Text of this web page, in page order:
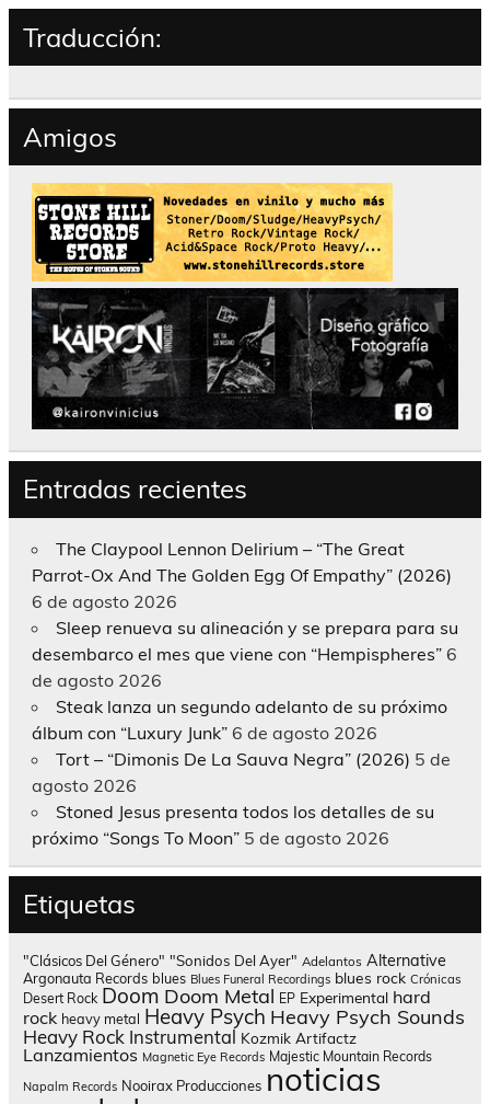
Traducción:
Amigos
Entradas recientes
The Claypool Lennon Delirium – “The Great
Parrot-Ox And The Golden Egg Of Empathy” (2026)
6 de agosto 2026
Sleep renueva su alineación y se prepara para su
desembarco el mes que viene con “Hempispheres” 6
de agosto 2026
Steak lanza un segundo adelanto de su próximo
álbum con “Luxury Junk” 6 de agosto 2026
Tort – “Dimonis De La Sauva Negra” (2026) 5 de
agosto 2026
Stoned Jesus presenta todos los detalles de su
próximo “Songs To Moon” 5 de agosto 2026
Etiquetas
"Clásicos Del Género" "Sonidos Del Ayer" Adelantos Alternative
Argonauta Records blues Blues Funeral Recordings blues rock Crónicas
Desert Rock Doom Doom Metal EP Experimental hard
rock heavy metal Heavy Psych Heavy Psych Sounds
Heavy Rock Instrumental Kozmik Artifactz
Lanzamientos Magnetic Eye Records Majestic Mountain Records
Napalm Records Nooirax Producciones noticias